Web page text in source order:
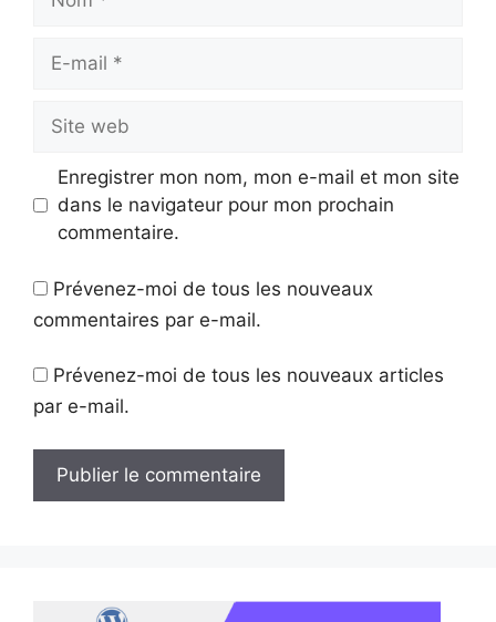
Site
web
Enregistrer mon nom, mon e-mail et mon site
dans le navigateur pour mon prochain
commentaire.
Prévenez-moi de tous les nouveaux
commentaires par e-mail.
Prévenez-moi de tous les nouveaux articles
par e-mail.